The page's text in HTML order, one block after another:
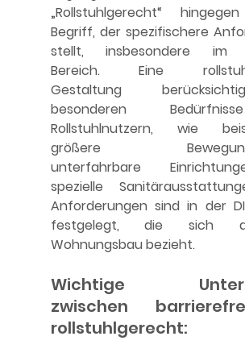
„Rollstuhlgerecht“
Begriff, der spezifischere
stellt, insbesondere im
Bereich. Eine
Gestaltung
besonderen
Rollstuhlnutzern, wie
größere
unterfahrbare
spezielle
Anforderungen sind in der
festgelegt, die sich
Wohnungsbau bezieht.
Wichtige
zwischen
rollstuhlgerecht: